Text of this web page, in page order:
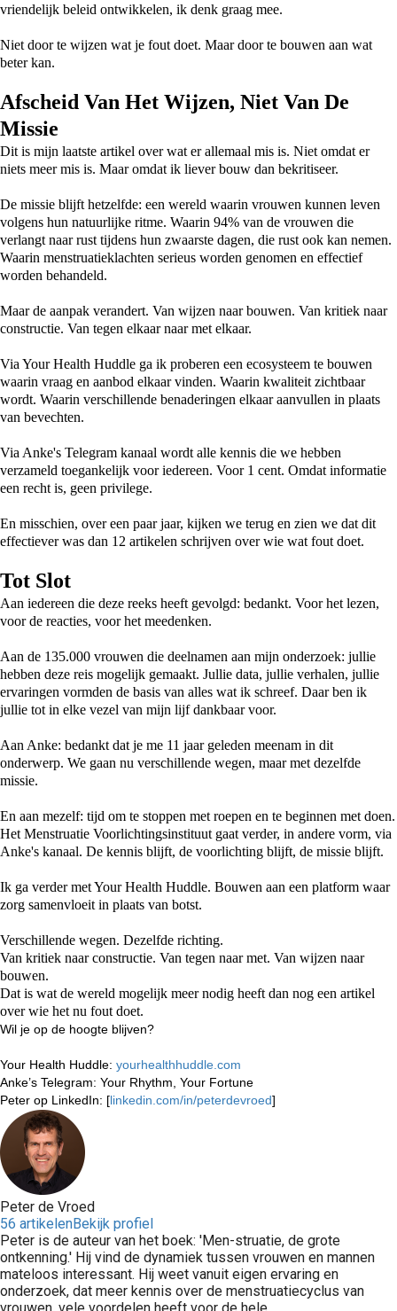
vriendelijk beleid ontwikkelen, ik denk graag mee.
Niet door te wijzen wat je fout doet. Maar door te bouwen aan wat
beter kan.
Afscheid Van Het Wijzen, Niet Van De
Missie
Dit is mijn laatste artikel over wat er allemaal mis is. Niet omdat er
niets meer mis is. Maar omdat ik liever bouw dan bekritiseer.
De missie blijft hetzelfde: een wereld waarin vrouwen kunnen leven
volgens hun natuurlijke ritme. Waarin 94% van de vrouwen die
verlangt naar rust tijdens hun zwaarste dagen, die rust ook kan nemen.
Waarin menstruatieklachten serieus worden genomen en effectief
worden behandeld.
Maar de aanpak verandert. Van wijzen naar bouwen. Van kritiek naar
constructie. Van tegen elkaar naar met elkaar.
Via Your Health Huddle ga ik proberen een ecosysteem te bouwen
waarin vraag en aanbod elkaar vinden. Waarin kwaliteit zichtbaar
wordt. Waarin verschillende benaderingen elkaar aanvullen in plaats
van bevechten.
Via Anke's Telegram kanaal wordt alle kennis die we hebben
verzameld toegankelijk voor iedereen. Voor 1 cent. Omdat informatie
een recht is, geen privilege.
En misschien, over een paar jaar, kijken we terug en zien we dat dit
effectiever was dan 12 artikelen schrijven over wie wat fout doet.
Tot Slot
Aan iedereen die deze reeks heeft gevolgd: bedankt. Voor het lezen,
voor de reacties, voor het meedenken.
Aan de 135.000 vrouwen die deelnamen aan mijn onderzoek: jullie
hebben deze reis mogelijk gemaakt. Jullie data, jullie verhalen, jullie
ervaringen vormden de basis van alles wat ik schreef. Daar ben ik
jullie tot in elke vezel van mijn lijf dankbaar voor.
Aan Anke: bedankt dat je me 11 jaar geleden meenam in dit
onderwerp. We gaan nu verschillende wegen, maar met dezelfde
missie.
En aan mezelf: tijd om te stoppen met roepen en te beginnen met doen.
Het Menstruatie Voorlichtingsinstituut gaat verder, in andere vorm, via
Anke's kanaal. De kennis blijft, de voorlichting blijft, de missie blijft.
Ik ga verder met Your Health Huddle. Bouwen aan een platform waar
zorg samenvloeit in plaats van botst.
Verschillende wegen. Dezelfde richting.
Van kritiek naar constructie. Van tegen naar met. Van wijzen naar
bouwen.
Dat is wat de wereld mogelijk meer nodig heeft dan nog een artikel
over wie het nu fout doet.
Wil je op de hoogte blijven?
Your Health Huddle: yourhealthhuddle.com
Anke’s Telegram: Your Rhythm, Your Fortune
Peter op LinkedIn: [linkedin.com/in/peterdevroed]
Peter de Vroed
56 artikelenBekijk profiel
Peter is de auteur van het boek: 'Men-struatie, de grote
ontkenning.' Hij vind de dynamiek tussen vrouwen en mannen
mateloos interessant. Hij weet vanuit eigen ervaring en
onderzoek, dat meer kennis over de menstruatiecyclus van